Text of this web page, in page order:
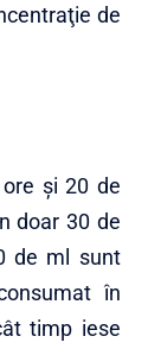
de
şi 20 de
doar 30 de
de ml sunt
în
timp iese